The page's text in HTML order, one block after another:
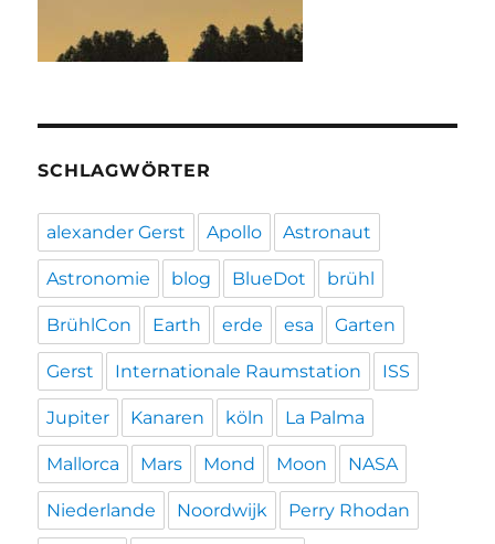
SCHLAGWÖRTER
alexander Gerst Apollo Astronaut
Astronomie blog BlueDot brühl
BrühlCon Earth erde esa Garten
Gerst Internationale Raumstation ISS
Jupiter Kanaren köln La Palma
Mallorca Mars Mond Moon NASA
Niederlande Noordwijk Perry Rhodan